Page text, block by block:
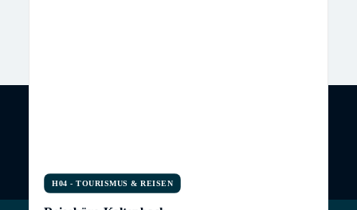
H04 - TOURISMUS & REISEN